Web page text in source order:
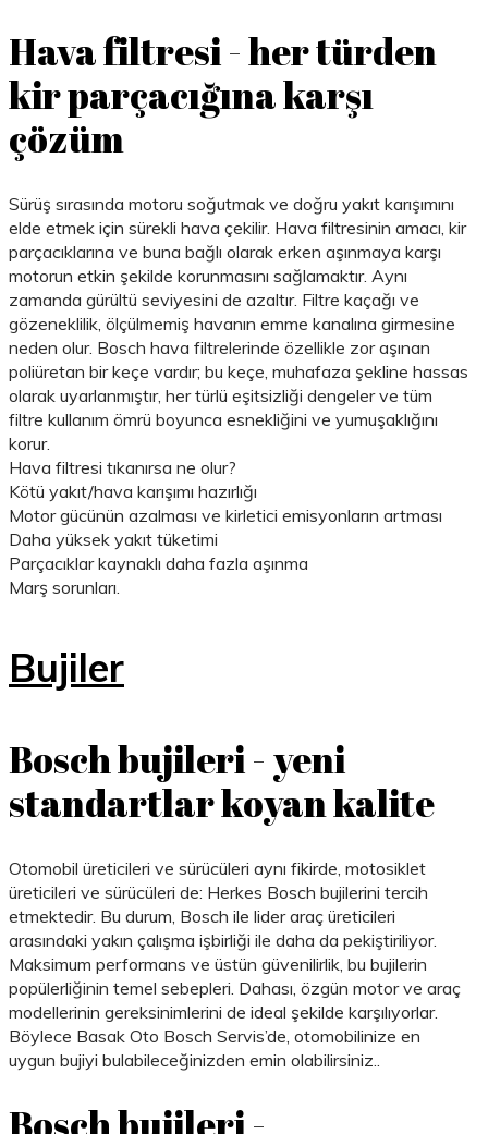
Hava filtresi - her türden
kir parçacığına karşı
çözüm
Sürüş sırasında motoru soğutmak ve doğru yakıt karışımını
elde etmek için sürekli hava çekilir. Hava filtresinin amacı, kir
parçacıklarına ve buna bağlı olarak erken aşınmaya karşı
motorun etkin şekilde korunmasını sağlamaktır. Aynı
zamanda gürültü seviyesini de azaltır. Filtre kaçağı ve
gözeneklilik, ölçülmemiş havanın emme kanalına girmesine
neden olur. Bosch hava filtrelerinde özellikle zor aşınan
poliüretan bir keçe vardır; bu keçe, muhafaza şekline hassas
olarak uyarlanmıştır, her türlü eşitsizliği dengeler ve tüm
filtre kullanım ömrü boyunca esnekliğini ve yumuşaklığını
korur.
Hava filtresi tıkanırsa ne olur?
Kötü yakıt/hava karışımı hazırlığı
Motor gücünün azalması ve kirletici emisyonların artması
Daha yüksek yakıt tüketimi
Parçacıklar kaynaklı daha fazla aşınma
Marş sorunları.
Bujiler
Bosch bujileri - yeni
standartlar koyan kalite
Otomobil üreticileri ve sürücüleri aynı fikirde, motosiklet
üreticileri ve sürücüleri de: Herkes Bosch bujilerini tercih
etmektedir. Bu durum, Bosch ile lider araç üreticileri
arasındaki yakın çalışma işbirliği ile daha da pekiştiriliyor.
Maksimum performans ve üstün güvenilirlik, bu bujilerin
popülerliğinin temel sebepleri. Dahası, özgün motor ve araç
modellerinin gereksinimlerini de ideal şekilde karşılıyorlar.
Böylece Basak Oto Bosch Servis’de, otomobilinize en
uygun bujiyi bulabileceğinizden emin olabilirsiniz..
Bosch bujileri -